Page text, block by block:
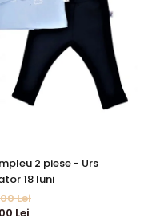
2 piese - Urs
18 luni
Lei
Lei